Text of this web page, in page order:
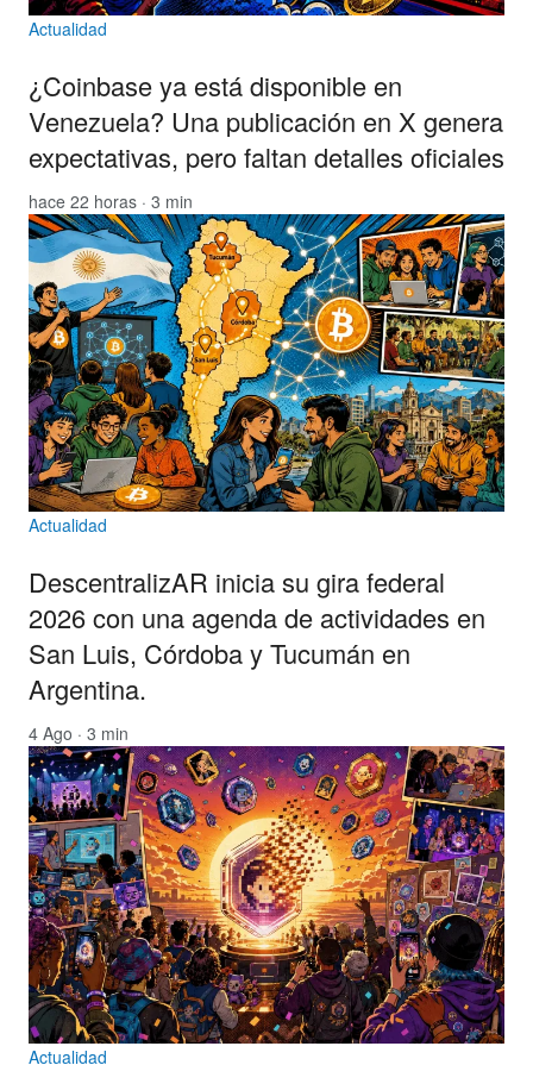
Actualidad
¿Coinbase ya está disponible en
Venezuela? Una publicación en X genera
expectativas, pero faltan detalles oficiales
hace 22 horas · 3 min
Actualidad
DescentralizAR inicia su gira federal
2026 con una agenda de actividades en
San Luis, Córdoba y Tucumán en
Argentina.
4 Ago · 3 min
Actualidad